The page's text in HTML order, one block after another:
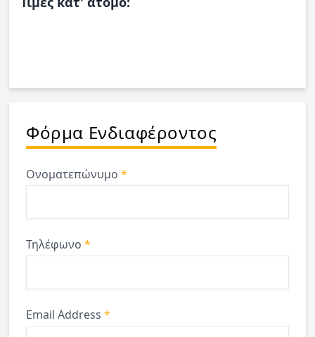
Φόρμα Ενδιαφέροντος
Ονοματεπώνυμο *
Τηλέφωνο *
Email Address *